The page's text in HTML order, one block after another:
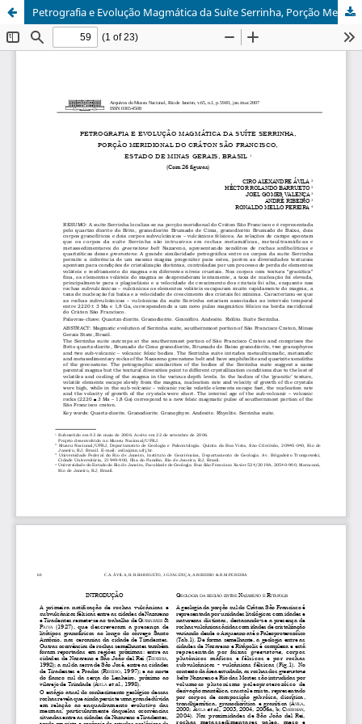
Petrografia e Evolução Magmática da Suíte Serrinha, Porção Meridional do Cráton São Francisco, Estado de Minas Gerais, Brasil